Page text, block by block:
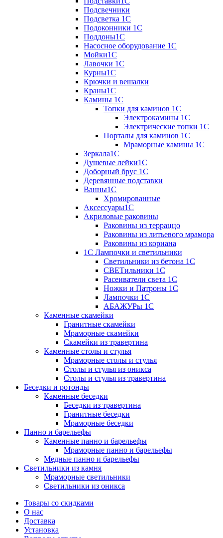
Подсвечники
Подсветка 1С
Подоконники 1С
Поддоны1С
Насосное оборудование 1С
Мойки1С
Лавочки 1С
Курны1С
Крючки и вешалки
Краны1С
Камины 1C
Топки для каминов 1C
Электрокамины 1С
Электрические топки 1C
Порталы для каминов 1С
Мраморные камины 1C
Зеркала1С
Душевые лейки1С
Доборный брус 1С
Деревянные подставки
Ванны1С
Хромированные
Аксессуары1С
Акриловые раковины
Раковины из терраццо
Раковины из литьевого мрамора
Раковины из кориана
1С Лампочки и светильники
Светильники из бетона 1С
СВЕТильники 1С
Расеиватели света 1С
Ножки и Патроны 1С
Лампочки 1С
АБАЖУРы 1С
Каменные скамейки
Гранитные скамейки
Мраморные скамейки
Скамейки из травертина
Каменные столы и стулья
Мраморные столы и стулья
Столы и стулья из оникса
Столы и стулья из травертина
Беседки и ротонды
Каменные беседки
Беседки из травертина
Гранитные беседки
Мраморные беседки
Панно и барельефы
Каменные панно и барельефы
Мраморные панно и барельефы
Медные панно и барельефы
Светильники из камня
Мраморные светильники
Светильники из оникса
Товары со скидками
О нас
Доставка
Установка